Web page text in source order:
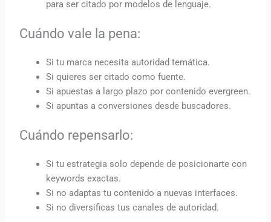
para ser citado por modelos de lenguaje.
Cuándo vale la pena:
Si tu marca necesita autoridad temática.
Si quieres ser citado como fuente.
Si apuestas a largo plazo por contenido evergreen.
Si apuntas a conversiones desde buscadores.
Cuándo repensarlo:
Si tu estrategia solo depende de posicionarte con
keywords exactas.
Si no adaptas tu contenido a nuevas interfaces.
Si no diversificas tus canales de autoridad.